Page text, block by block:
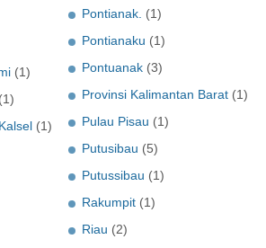
(1)
(1)
(1)
Pontianak. (1)
Pontianaku (1)
Pontuanak (3)
Provinsi Kalimantan Barat (1)
Pulau Pisau (1)
Putusibau (5)
Putussibau (1)
Rakumpit (1)
Riau (2)